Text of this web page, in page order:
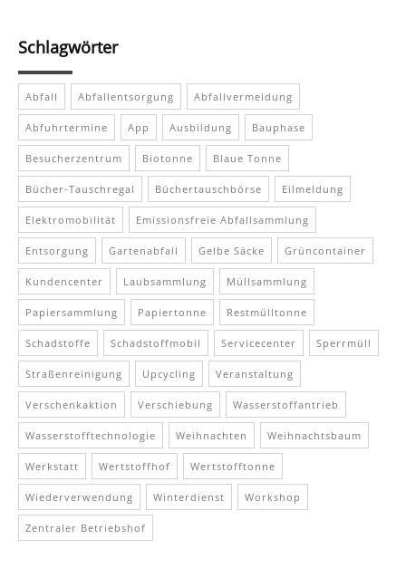
Schlagwörter
Abfall Abfallentsorgung Abfallvermeidung
Abfuhrtermine App Ausbildung Bauphase
Besucherzentrum Biotonne Blaue Tonne
Bücher-Tauschregal Büchertauschbörse Eilmeldung
Elektromobilität Emissionsfreie Abfallsammlung
Entsorgung Gartenabfall Gelbe Säcke Grüncontainer
Kundencenter Laubsammlung Müllsammlung
Papiersammlung Papiertonne Restmülltonne
Schadstoffe Schadstoffmobil Servicecenter Sperrmüll
Straßenreinigung Upcycling Veranstaltung
Verschenkaktion Verschiebung Wasserstoffantrieb
Wasserstofftechnologie Weihnachten Weihnachtsbaum
Werkstatt Wertstoffhof Wertstofftonne
Wiederverwendung Winterdienst Workshop
Zentraler Betriebshof